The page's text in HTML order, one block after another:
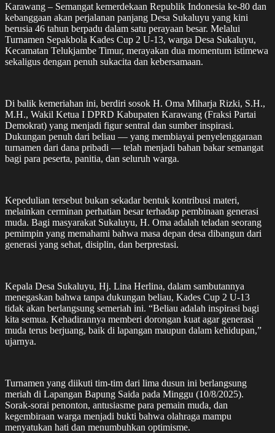
Karawang – Semangat kemerdekaan Republik Indonesia ke-80 dan
kebanggaan akan perjalanan panjang Desa Sukaluyu yang kini
berusia 46 tahun berpadu dalam satu perayaan besar. Melalui
Turnamen Sepakbola Kades Cup 2 U-13, warga Desa Sukaluyu,
Kecamatan Telukjambe Timur, merayakan dua momentum istimewa
sekaligus dengan penuh sukacita dan kebersamaan.
Di balik kemeriahan ini, berdiri sosok H. Oma Miharja Rizki, S.H.,
M.H., Wakil Ketua I DPRD Kabupaten Karawang (Fraksi Partai
Demokrat) yang menjadi figur sentral dan sumber inspirasi.
Dukungan penuh dari beliau — yang membiayai penyelenggaraan
turnamen dari dana pribadi — telah menjadi bahan bakar semangat
bagi para peserta, panitia, dan seluruh warga.
Kepedulian tersebut bukan sekadar bentuk kontribusi materi,
melainkan cerminan perhatian besar terhadap pembinaan generasi
muda. Bagi masyarakat Sukaluyu, H. Oma adalah teladan seorang
pemimpin yang memahami bahwa masa depan desa dibangun dari
generasi yang sehat, disiplin, dan berprestasi.
Kepala Desa Sukaluyu, Hj. Lina Herlina, dalam sambutannya
menegaskan bahwa tanpa dukungan beliau, Kades Cup 2 U-13
tidak akan berlangsung semeriah ini. “Beliau adalah inspirasi bagi
kita semua. Kehadirannya memberi dorongan kuat agar generasi
muda terus berjuang, baik di lapangan maupun dalam kehidupan,”
ujarnya.
Turnamen yang diikuti tim-tim dari lima dusun ini berlangsung
meriah di Lapangan Bapung Saida pada Minggu (10/8/2025).
Sorak-sorai penonton, antusiasme para pemain muda, dan
kegembiraan warga menjadi bukti bahwa olahraga mampu
menyatukan hati dan menumbuhkan optimisme.